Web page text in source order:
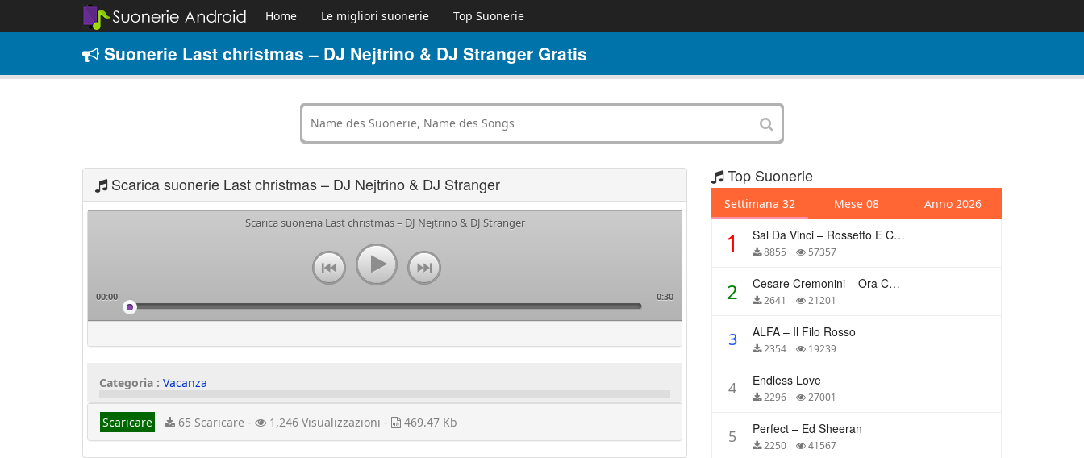
Home Le migliori suonerie Top Suonerie
Suonerie Last christmas – DJ Nejtrino & DJ Stranger Gratis
Scarica suonerie Last christmas – DJ Nejtrino & DJ Stranger
Scarica suoneria Last christmas – DJ Nejtrino & DJ Stranger
00:00 0:30
Categoria : Vacanza
Scaricare 65 Scaricare - 1,246 Visualizzazioni - 469.47 Kb
Top Suonerie
Settimana 32 Mese 08 Anno 2026
1 Sal Da Vinci – Rossetto E Caffè
8855 57357
2 Cesare Cremonini – Ora Che Non Ho Più Te
2641 21201
3 ALFA – Il Filo Rosso
2354 19239
4 Endless Love
2296 27001
5 Perfect – Ed Sheeran
2250 41567